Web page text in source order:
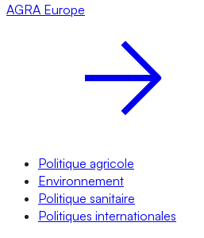
AGRA Europe
Politique agricole
Environnement
Politique sanitaire
Politiques internationales